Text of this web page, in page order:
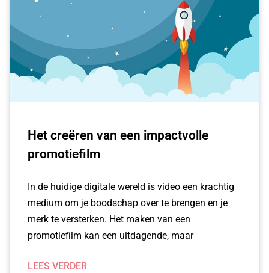
Het creëren van een impactvolle
promotiefilm
In de huidige digitale wereld is video een krachtig
medium om je boodschap over te brengen en je
merk te versterken. Het maken van een
promotiefilm kan een uitdagende, maar
LEES VERDER